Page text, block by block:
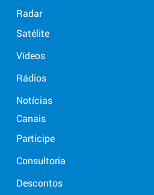
Radar
Satélite
Vídeos
Rádios
Notícias
Canais
Participe
Consultoria
Descontos